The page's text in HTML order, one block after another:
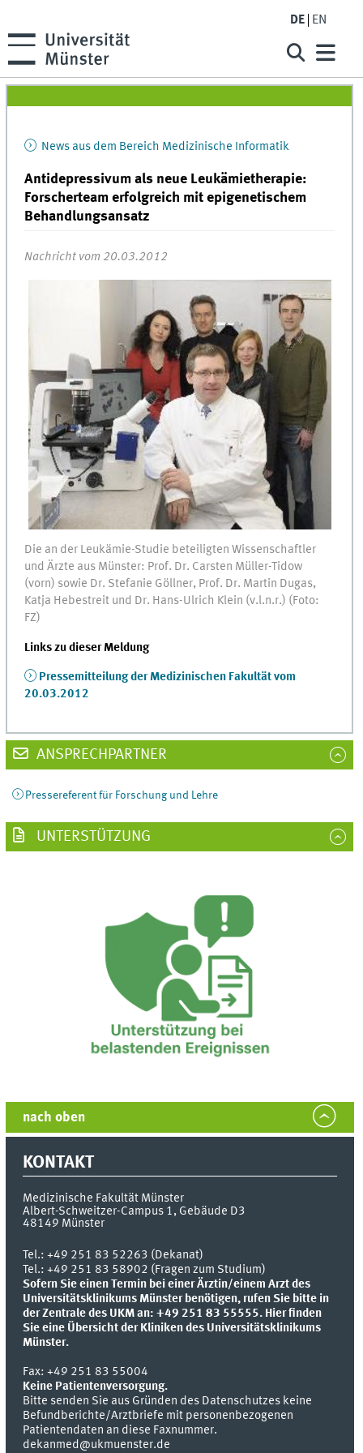
DE EN
News aus dem Bereich Medizinische Informatik
Antidepressivum als neue Leukämietherapie:
Forscherteam erfolgreich mit epigenetischem
Behandlungsansatz
Nachricht vom 20.03.2012
Die an der Leukämie-Studie beteiligten Wissenschaftler
und Ärzte aus Münster: Prof. Dr. Carsten Müller-Tidow
(vorn) sowie Dr. Stefanie Göllner, Prof. Dr. Martin Dugas,
Katja Hebestreit und Dr. Hans-Ulrich Klein (v.l.n.r.) (Foto:
FZ)
Links zu dieser Meldung
Pressemitteilung der Medizinischen Fakultät vom
20.03.2012
ANSPRECHPARTNER
Pressereferent für Forschung und Lehre
UNTERSTÜTZUNG
nach oben
KONTAKT
Medizinische Fakultät Münster
Albert-Schweitzer-Campus 1, Gebäude D3
48149 Münster
Tel.:+49 251 83 52263 (Dekanat)
Tel.: +49 251 83 58902 (Fragen zum Studium)
Sofern Sie einen Termin bei einer Ärztin/einem Arzt des
Universitätsklinikums Münster benötigen, rufen Sie bitte in
der Zentrale des UKM an: +49 251 83 55555. Hier finden
Sie eine Übersicht der Kliniken des Universitätsklinikums
Münster.
Fax:+49 251 83 55004
Keine Patientenversorgung.
Bitte senden Sie aus Gründen des Datenschutzes keine
Befundberichte/Arztbriefe mit personenbezogenen
Patientendaten an diese Faxnummer.
dekanmed@ukmuenster.de